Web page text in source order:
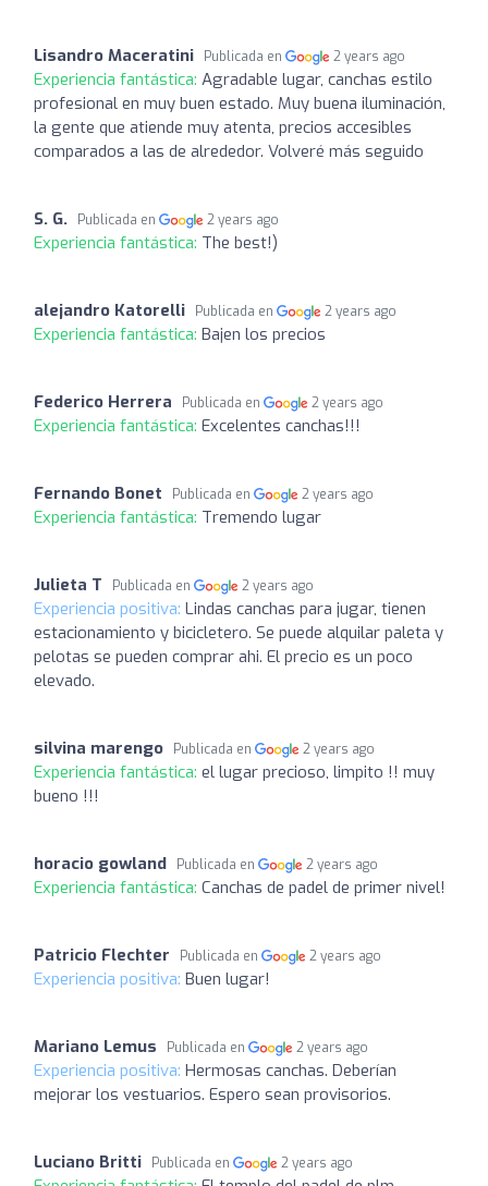
Lisandro Maceratini Publicada en 2 years ago
Experiencia fantástica: Agradable lugar, canchas estilo
profesional en muy buen estado. Muy buena iluminación,
la gente que atiende muy atenta, precios accesibles
comparados a las de alrededor. Volveré más seguido
S. G. Publicada en 2 years ago
Experiencia fantástica: The best!)
alejandro Katorelli Publicada en 2 years ago
Experiencia fantástica: Bajen los precios
Federico Herrera Publicada en 2 years ago
Experiencia fantástica: Excelentes canchas!!!
Fernando Bonet Publicada en 2 years ago
Experiencia fantástica: Tremendo lugar
Julieta T Publicada en 2 years ago
Experiencia positiva: Lindas canchas para jugar, tienen
estacionamiento y bicicletero. Se puede alquilar paleta y
pelotas se pueden comprar ahi. El precio es un poco
elevado.
silvina marengo Publicada en 2 years ago
Experiencia fantástica: el lugar precioso, limpito !! muy
bueno !!!
horacio gowland Publicada en 2 years ago
Experiencia fantástica: Canchas de padel de primer nivel!
Patricio Flechter Publicada en 2 years ago
Experiencia positiva: Buen lugar!
Mariano Lemus Publicada en 2 years ago
Experiencia positiva: Hermosas canchas. Deberían
mejorar los vestuarios. Espero sean provisorios.
Luciano Britti Publicada en 2 years ago